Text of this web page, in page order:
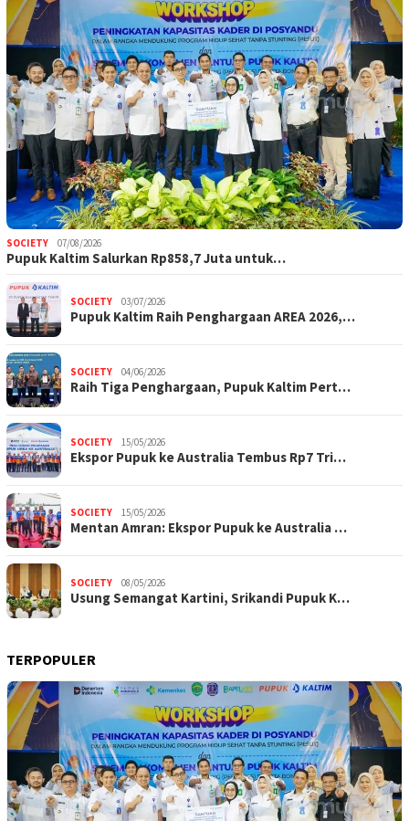
SOCIETY 07/08/2026
Pupuk Kaltim Salurkan Rp858,7 Juta untuk…
SOCIETY 03/07/2026
Pupuk Kaltim Raih Penghargaan AREA 2026,…
SOCIETY 04/06/2026
Raih Tiga Penghargaan, Pupuk Kaltim Pert…
SOCIETY 15/05/2026
Ekspor Pupuk ke Australia Tembus Rp7 Tri…
SOCIETY 15/05/2026
Mentan Amran: Ekspor Pupuk ke Australia …
SOCIETY 08/05/2026
Usung Semangat Kartini, Srikandi Pupuk K…
TERPOPULER